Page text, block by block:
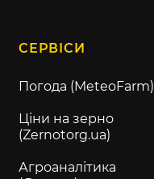
СЕРВІСИ
Погода (MeteoFarm)
Ціни на зерно
(Zernotorg.ua)
Агроаналітика